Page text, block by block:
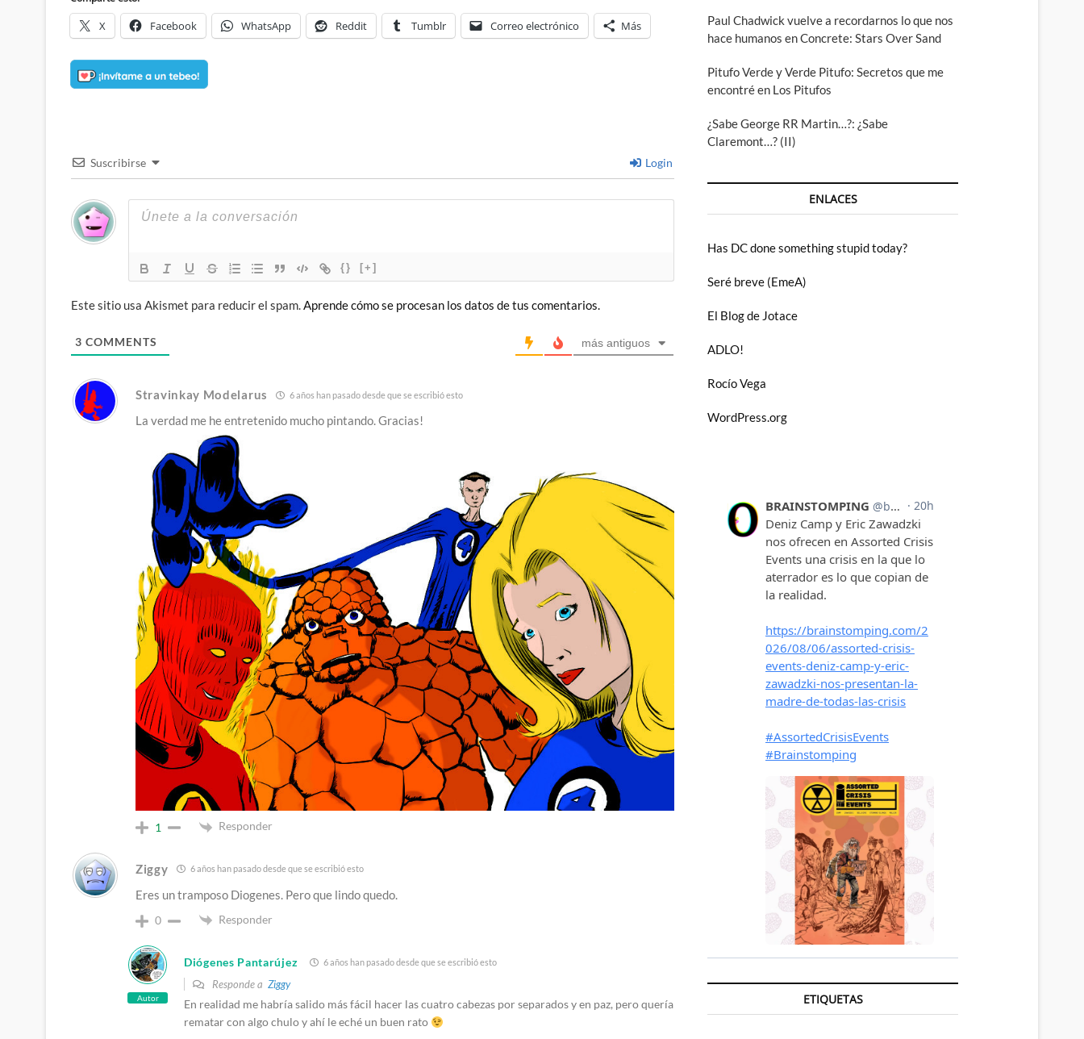
X Facebook WhatsApp Reddit Tumblr Correo electrónico Más
Suscribirse Login
{} [+]
Este sitio usa Akismet para reducir el spam.Aprende cómo se procesan los datos de tus comentarios.
3 COMMENTS más antiguos
Stravinkay Modelarus 6 años han pasado desde que se escribió esto
La verdad me he entretenido mucho pintando. Gracias!
1 Responder
Ziggy 6 años han pasado desde que se escribió esto
Eres un tramposo Diogenes. Pero que lindo quedo.
0 Responder
Autor
Diógenes Pantarújez 6 años han pasado desde que se escribió esto
Responde a Ziggy
En realidad me habría salido más fácil hacer las cuatro cabezas por separados y en paz, pero quería
rematar con algo chulo y ahí le eché un buen rato
Paul Chadwick vuelve a recordarnos lo que nos
hace humanos en Concrete: Stars Over Sand
Pitufo Verde y Verde Pitufo: Secretos que me
encontré en Los Pitufos
¿Sabe George RR Martin…?: ¿Sabe
Claremont…? (II)
ENLACES
Has DC done something stupid today?
Seré breve (EmeA)
El Blog de Jotace
ADLO!
Rocío Vega
WordPress.org
ETIQUETAS